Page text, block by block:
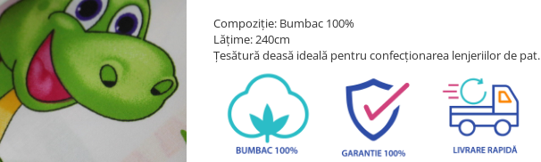
Compoziție: Bumbac 100%
Lățime: 240cm
Țesătură deasă ideală pentru confecționarea lenjeriilor de pat.